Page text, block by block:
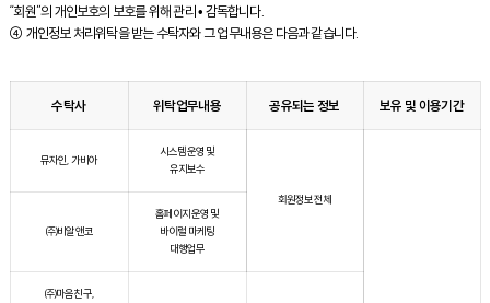
“회원”의 개인보호의 보호를 위해 관리 • 감독합니다.
④ 개인정보 처리위탁을 받는 수탁자와 그 업무내용은 다음과 같습니다.
수탁사 위탁업무내용 공유되는 정보 보유 및 이용기간
뮤자인, 가비아
시스템 운영 및
유지보수
회원정보 전체
㈜비알앤코
홈페이지 운영 및
바이럴 마케팅
대행업무
㈜마음친구,